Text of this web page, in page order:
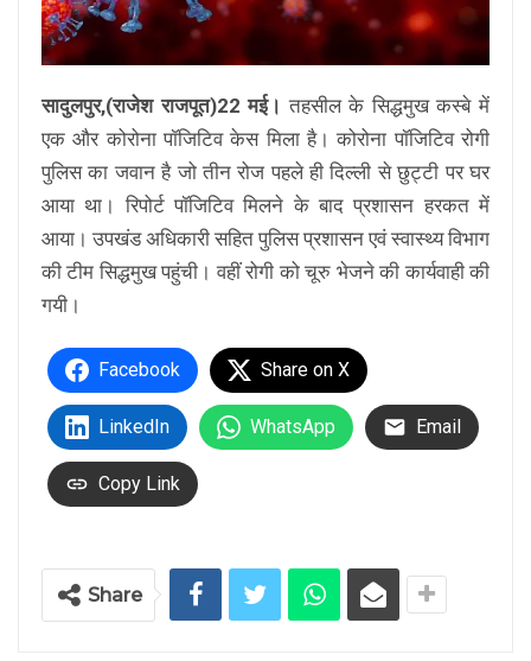
सादुलपुर,(राजेश राजपूत)22 मई। तहसील के सिद्धमुख कस्बे में
एक और कोरोना पॉजिटिव केस मिला है। कोरोना पॉजिटिव रोगी
पुलिस का जवान है जो तीन रोज पहले ही दिल्ली से छुट्टी पर घर
आया था। रिपोर्ट पॉजिटिव मिलने के बाद प्रशासन हरकत में
आया। उपखंड अधिकारी सहित पुलिस प्रशासन एवं स्वास्थ्य विभाग
की टीम सिद्धमुख पहुंची। वहीं रोगी को चूरु भेजने की कार्यवाही की
गयी।
Facebook Share on X
LinkedIn WhatsApp Email
Copy Link
Share